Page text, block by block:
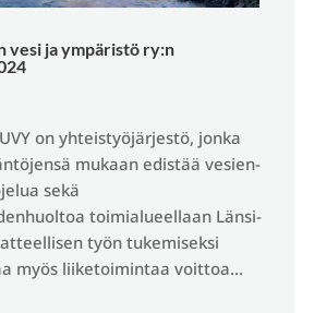
vesi ja ympäristö ry:n
on yhteistyöjärjestö, jonka
mukaan edistää vesien-
sekä
toimialueellaan Länsi-
työn tukemiseksi
myös liiketoimintaa voittoa...